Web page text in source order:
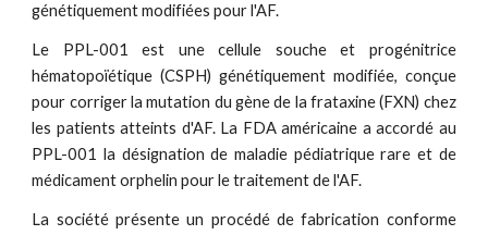
génétiquement modifiées pour l'AF.
Le PPL-001 est une cellule souche et progénitrice
hématopoïétique (CSPH) génétiquement modifiée, conçue
pour corriger la mutation du gène de la frataxine (FXN) chez
les patients atteints d'AF. La FDA américaine a accordé au
PPL-001 la désignation de maladie pédiatrique rare et de
médicament orphelin pour le traitement de l'AF.
La société présente un procédé de fabrication conforme